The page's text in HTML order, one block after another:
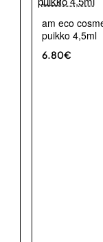
am eco
puikko 4,5ml
6.80€